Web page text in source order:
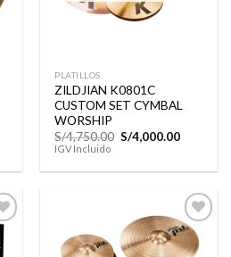
PLATILLOS
ZILDJIAN K0801C
CUSTOM SET CYMBAL
WORSHIP
S/4,750.00 El
precio
era:
S/4,000.00El
es:
IGV Incluido